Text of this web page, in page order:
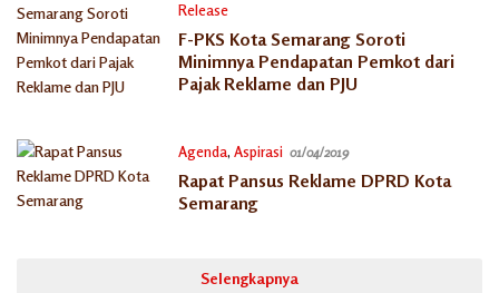
Release
17/07/2019
F-PKS Kota Semarang Soroti
Minimnya Pendapatan Pemkot dari
Pajak Reklame dan PJU
Agenda, Aspirasi 01/04/2019
Rapat Pansus Reklame DPRD Kota
Semarang
Selengkapnya